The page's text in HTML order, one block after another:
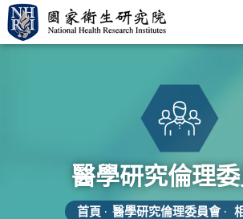
醫學研究倫理
首頁 醫學研究倫理委員會